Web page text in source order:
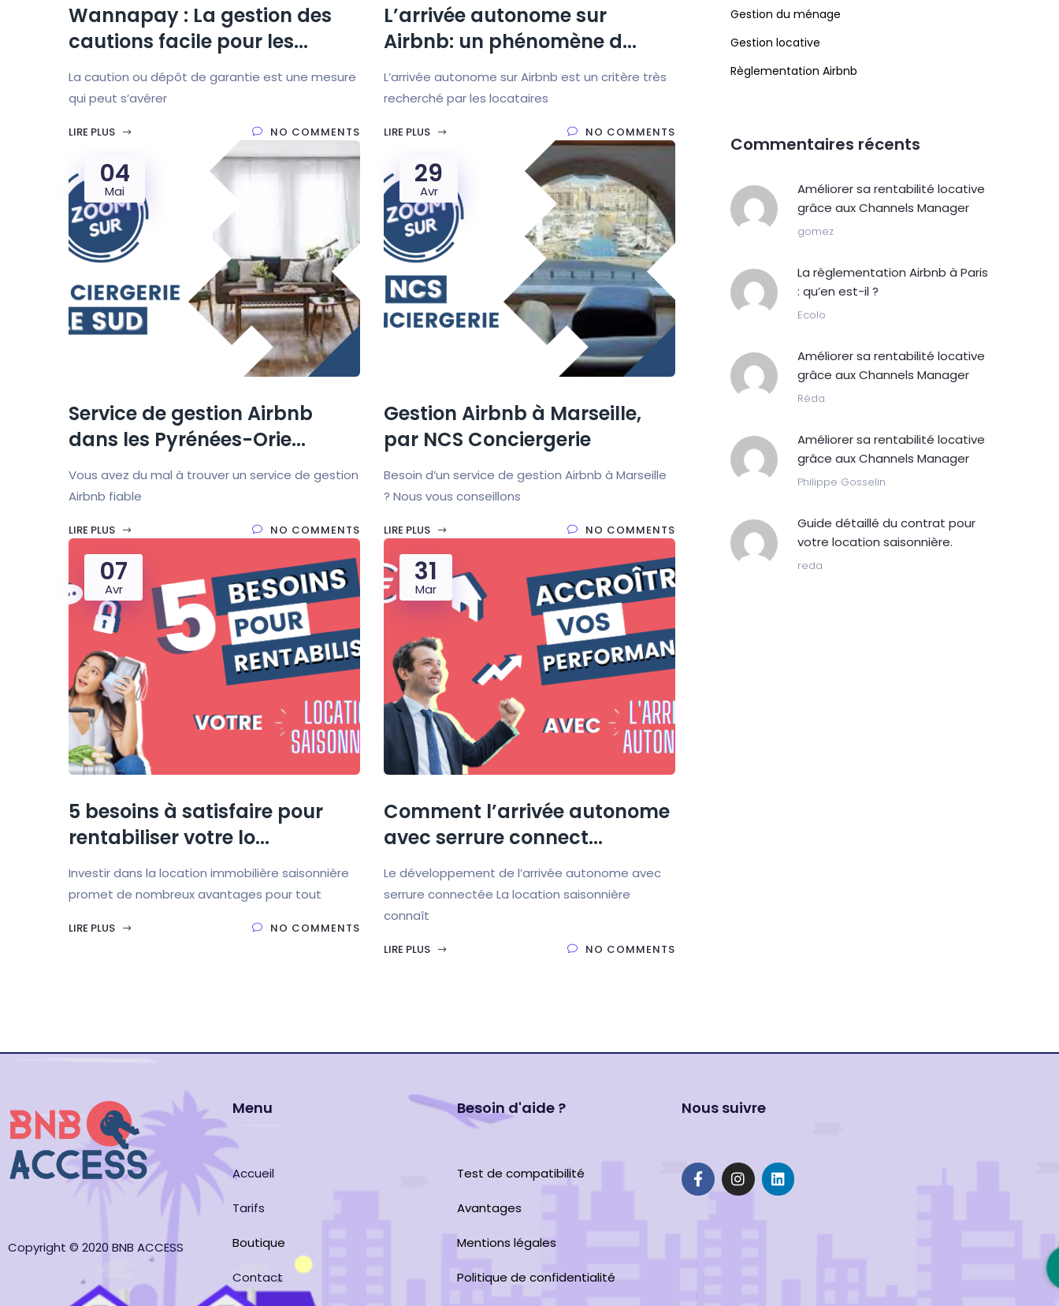
Wannapay : La gestion des
cautions facile pour les...
La caution ou dépôt de garantie est une mesure
qui peut s’avérer
LIRE PLUS NO COMMENTS
L’arrivée autonome sur
Airbnb: un phénomène d...
L’arrivée autonome sur Airbnb est un critère très
recherché par les locataires
LIRE PLUS NO COMMENTS
04
Mai
Service de gestion Airbnb
dans les Pyrénées-Orie...
Vous avez du mal à trouver un service de gestion
Airbnb fiable
LIRE PLUS NO COMMENTS
29
Avr
Gestion Airbnb à Marseille,
par NCS Conciergerie
Besoin d’un service de gestion Airbnb à Marseille
? Nous vous conseillons
LIRE PLUS NO COMMENTS
07
Avr
5 besoins à satisfaire pour
rentabiliser votre lo...
Investir dans la location immobilière saisonnière
promet de nombreux avantages pour tout
LIRE PLUS NO COMMENTS
31
Mar
Comment l’arrivée autonome
avec serrure connect...
Le développement de l’arrivée autonome avec
serrure connectée La location saisonnière
connaît
LIRE PLUS NO COMMENTS
Gestion du ménage
Gestion locative
Règlementation Airbnb
Commentaires récents
Améliorer sa rentabilité locative
grâce aux Channels Manager
gomez
La règlementation Airbnb à Paris
: qu’en est-il ?
Ecolo
Améliorer sa rentabilité locative
grâce aux Channels Manager
Réda
Améliorer sa rentabilité locative
grâce aux Channels Manager
Philippe Gosselin
Guide détaillé du contrat pour
votre location saisonnière.
reda
Copyright © 2020 BNB ACCESS
Menu
Accueil
Tarifs
Boutique
Contact
Besoin d'aide ?
Test de compatibilité
Avantages
Mentions légales
Politique de confidentialité
Nous suivre